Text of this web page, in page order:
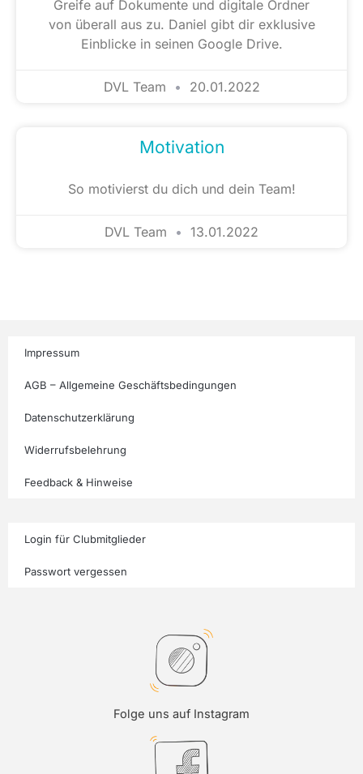
Greife auf Dokumente und digitale Ordner
von überall aus zu. Daniel gibt dir exklusive
Einblicke in seinen Google Drive.
DVL Team 20.01.2022
Motivation
So motivierst du dich und dein Team!
DVL Team 13.01.2022
Impressum
AGB – Allgemeine Geschäftsbedingungen
Datenschutzerklärung
Widerrufsbelehrung
Feedback & Hinweise
Login für Clubmitglieder
Passwort vergessen
Folge uns auf Instagram